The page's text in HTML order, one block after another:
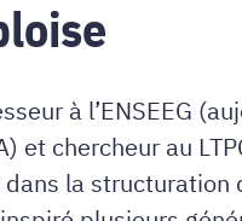
à l’ENSEEG
et chercheur au
la structuration